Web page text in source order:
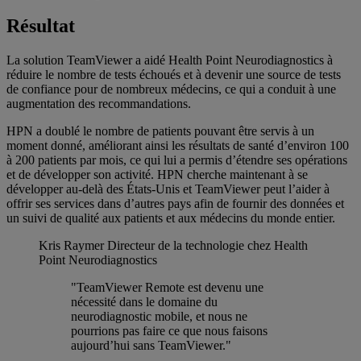
Résultat
La solution TeamViewer a aidé Health Point Neurodiagnostics à
réduire le nombre de tests échoués et à devenir une source de tests
de confiance pour de nombreux médecins, ce qui a conduit à une
augmentation des recommandations.
HPN a doublé le nombre de patients pouvant être servis à un
moment donné, améliorant ainsi les résultats de santé d’environ 100
à 200 patients par mois, ce qui lui a permis d’étendre ses opérations
et de développer son activité. HPN cherche maintenant à se
développer au-delà des États-Unis et TeamViewer peut l’aider à
offrir ses services dans d’autres pays afin de fournir des données et
un suivi de qualité aux patients et aux médecins du monde entier.
Kris Raymer Directeur de la technologie chez Health
Point Neurodiagnostics
"TeamViewer Remote est devenu une
nécessité dans le domaine du
neurodiagnostic mobile, et nous ne
pourrions pas faire ce que nous faisons
aujourd’hui sans TeamViewer."